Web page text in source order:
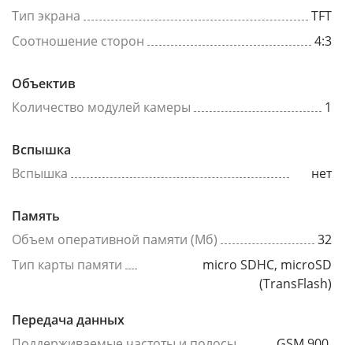
Тип экрана
TFT
Соотношение сторон
4:3
Объектив
Количество модулей камеры
1
Вспышка
Вспышка
нет
Память
Объем оперативной памяти (Мб)
32
Тип карты памяти
micro SDHC, microSD
(TransFlash)
Передача данных